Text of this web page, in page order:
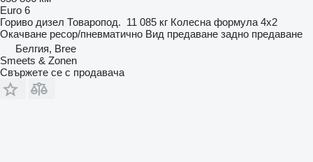
Euro 6
Гориво дизел Товаропод. 11 085 кг Колесна формула 4x2
Окачване ресор/пневматично Вид предаване задно предаване
Белгия, Bree
Smeets & Zonen
Свържете се с продавача